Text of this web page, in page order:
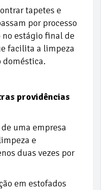
tapetes e
por processo
estágio final de
facilita a limpeza
doméstica.
providências
uma empresa
e
duas vezes por
em estofados